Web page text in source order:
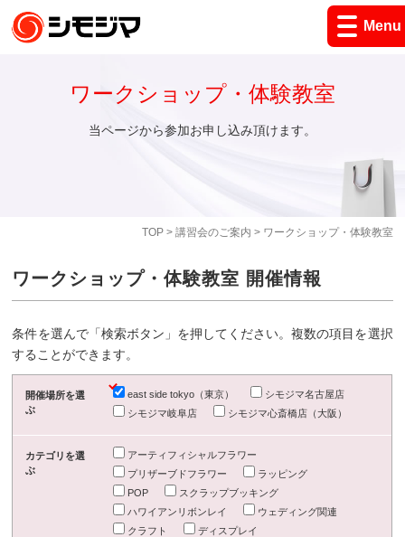
Menu
TOP> 講習会のご案内 > ワークショップ・体験教室
ワークショップ・体験教室
当ページから参加お申し込み頂けます。
ワークショップ・体験教室 開催情報
条件を選んで「検索ボタン」を押してください。複数の項目を選択
することができます。
開催場所を選
ぶ
east side tokyo（東京）
シモジマ名古屋店
シモジマ岐阜店
シモジマ心斎橋店（大阪）
カテゴリを選
ぶ
アーティフィシャルフラワー
プリザーブドフラワー
ラッピング
POP
スクラップブッキング
ハワイアンリボンレイ
ウェディング関連
クラフト
ディスプレイ